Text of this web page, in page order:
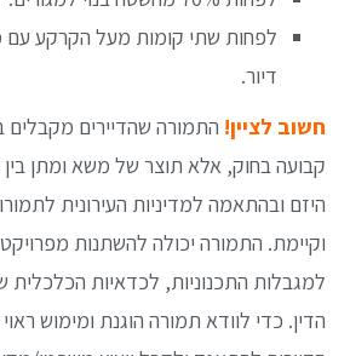
לפחות שתי קומות מעל הקרקע עם
דיור.
חשוב לציין! התמורה שהדיירים מקבלים
קבועה בחוק, אלא תוצר של משא ומתן בין
היזם ובהתאמה למדיניות העירונית
וקיימת. התמורה יכולה להשתנות
למגבלות התכנוניות, לכדאיות הכלכלית
הדין. כדי לוודא תמורה הוגנת ומימוש